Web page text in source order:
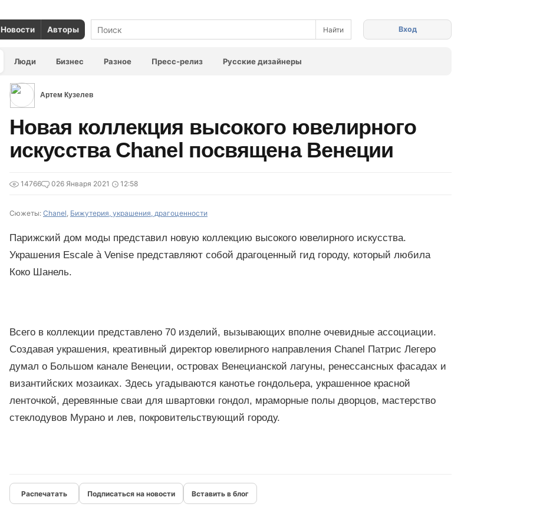
Новости Авторы
Люди Бизнес Разное Пресс-релиз Русские дизайнеры
Вход
Артем Кузелев
Новая коллекция высокого ювелирного
искусства Chanel посвящена Венеции
14766 026 Января 2021 12:58
Сюжеты: Chanel, Бижутерия, украшения, драгоценности
Парижский дом моды представил новую коллекцию высокого ювелирного искусства.
Украшения Escale à Venise представляют собой драгоценный гид городу, который любила
Коко Шанель.
Всего в коллекции представлено 70 изделий, вызывающих вполне очевидные ассоциации.
Создавая украшения, креативный директор ювелирного направления Chanel Патрис Легеро
думал о Большом канале Венеции, островах Венецианской лагуны, ренессансных фасадах и
византийских мозаиках. Здесь угадываются канотье гондольера, украшенное красной
ленточкой, деревянные сваи для швартовки гондол, мраморные полы дворцов, мастерство
стеклодувов Мурано и лев, покровительствующий городу.
Подписаться на новости Вставить в блог